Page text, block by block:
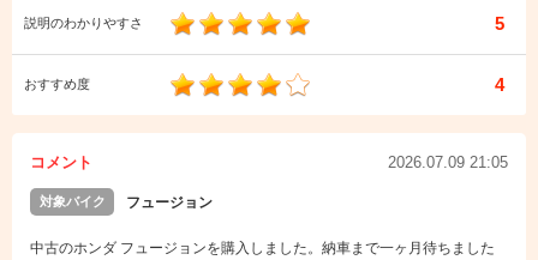
説明のわかりやすさ 5
おすすめ度 4
コメント 2026.07.09 21:05
対象バイク フュージョン
中古のホンダ フュージョンを購入しました。納車まで一ヶ月待ちました